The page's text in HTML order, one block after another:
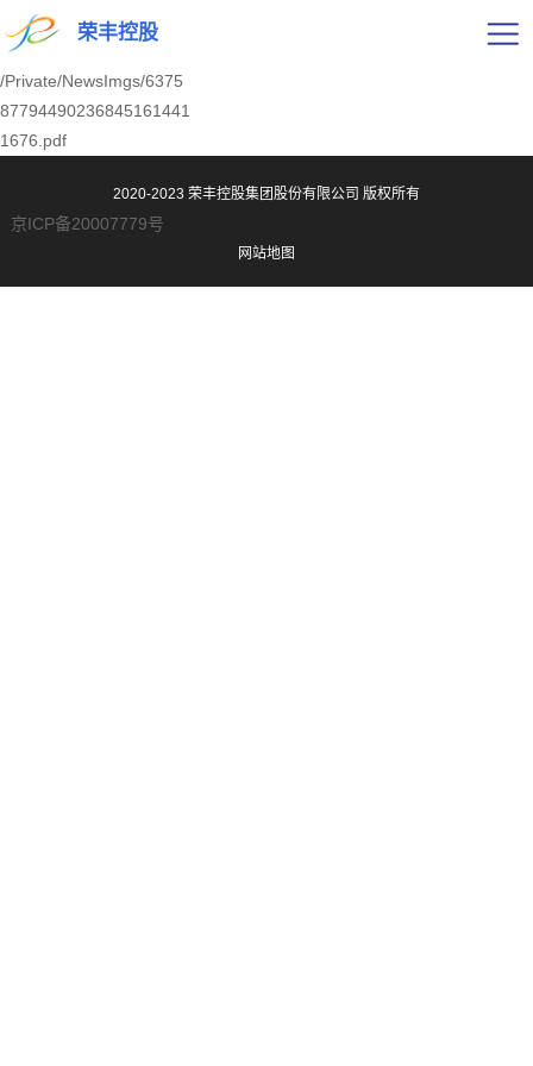
荣丰控股
/Private/NewsImgs/6375
87794490236845161441
1676.pdf
2020-2023 荣丰控股集团股份有限公司 版权所有
京ICP备20007779号
网站地图